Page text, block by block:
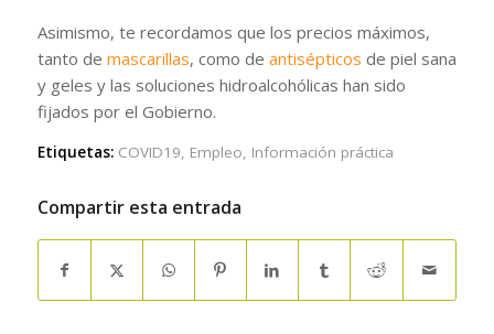
Asimismo, te recordamos que los precios máximos,
tanto de mascarillas, como de antisépticos de piel sana
y geles y las soluciones hidroalcohólicas han sido
fijados por el Gobierno.
Etiquetas: COVID19, Empleo, Información práctica
Compartir esta entrada